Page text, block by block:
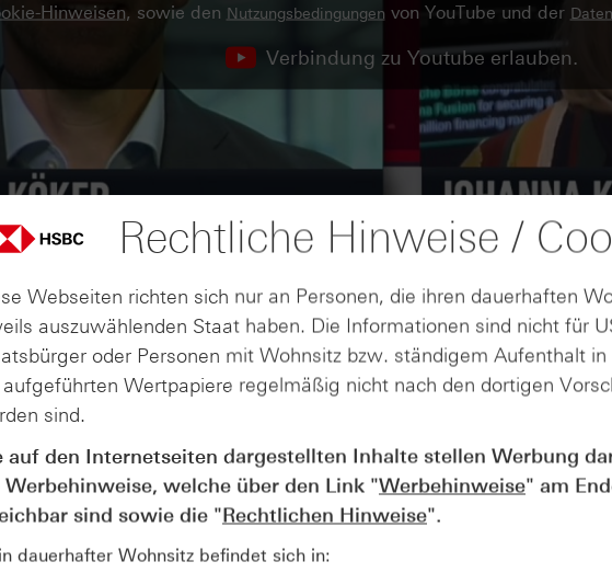
Hinweisen, sowie den Nutzungsbedingungen von YouTube und der
Verbindung zu Youtube erlauben.
AUGUST
07
Wie lange bleibt der DAX® in
Rekordlaune? - ntv Zertifikate
07.08.26
Rechtliche Hinweise /
Webseiten richten sich nur an Personen, die ihren dauerhaften
auszuwählenden Staat haben. Die Informationen sind nicht für
oder Personen mit Wohnsitz bzw. ständigem Aufenthalt
aufgeführten Wertpapiere regelmäßig nicht nach den dortigen
sind.
auf den Internetseiten dargestellten Inhalte stellen Werbung
Werbehinweise, welche über den Link "Werbehinweise" am
sind sowie die "Rechtlichen Hinweise".
dauerhafter Wohnsitz befindet sich in: